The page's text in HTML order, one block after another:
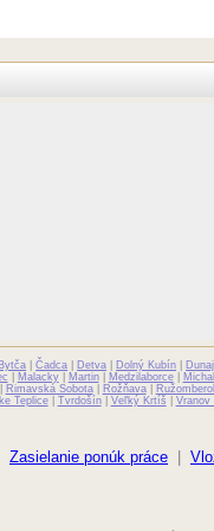
Bytča |Čadca Detva Dolný Kubín
Malacky| Martin| Medzilaborce|
Rimavská Sobota| Rožňava|
Teplice| Tvrdošín| Veľký Krtíš Vranov
Zasielanie ponúk práce